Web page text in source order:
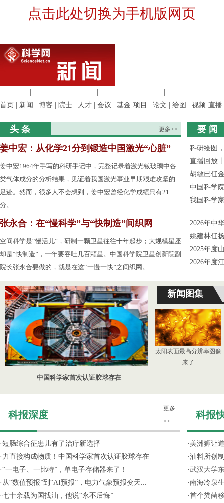
点击此处切换为手机版网页
首页
新闻 博客 院士 人才 会议 基金·项目 论文 绘图 视频·直播
头 条 更多>>
姜中宏：从化学21分到锻造中国激光“心脏”
姜中宏1964年手写的科研手记中，完整记录着激光钕玻璃中各
类气体成分的分析结果，见证着我国激光事业早期艰难攻坚的
足迹。然而，很多人不会想到，姜中宏曾经化学成绩只有21
分。
张永合：在“慢科学”与“快制造”间织网
空间科学是“慢活儿”，研制一颗卫星往往十年起步；大规模星座
却是“快制造”，一年要吞吐几百颗星。中国科学院卫星创新院副
院长张永合要做的，就是在这“一慢一快”之间织网。
要 闻
·科研绘图
·直播回放
·胡敏已任
·中国科学
·我国科学
·2026年中
·姚建林任
·2025年度
·2026年度
中国科学家首次认证胶球存在
新闻图集
太阳表面最高分辨率图像
来了
科报深度
更多
>>
· 短肠综合征患儿有了治疗新选择
· 力直接构成物质！中国科学家首次认证胶球存在
·“一电子、一比特”，单电子存储器来了！
· 从“数值预报”到“AI预报”，电力气象预报变天...
·七十余载为国找油，他说“永不后悔”
科报
· 美洲狮让
·油料所创
·武汉大学
·南海冷泉
·首个粪菌